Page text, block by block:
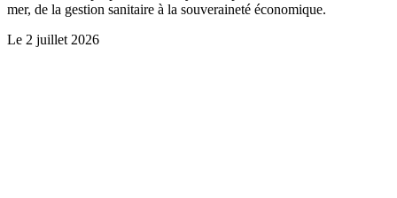
mer, de la gestion sanitaire à la souveraineté économique.
Le 2 juillet 2026